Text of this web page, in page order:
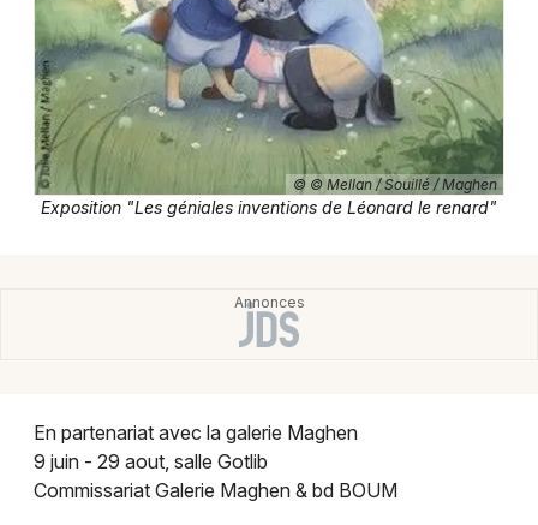
Expos dans le Centre
Expos dans le Centre-Val de Loire
© © Mellan / Souillé / Maghen
Exposition "Les géniales inventions de Léonard le renard"
En partenariat avec la galerie Maghen
9 juin - 29 aout, salle Gotlib
Commissariat Galerie Maghen & bd BOUM